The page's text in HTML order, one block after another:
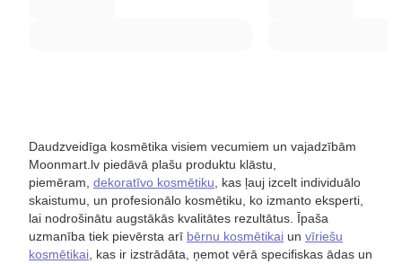
Daudzveidīga kosmētika visiem vecumiem un vajadzībām
Moonmart.lv piedāvā plašu produktu klāstu,
piemēram, dekoratīvo kosmētiku , kas ļauj izcelt individuālo
skaistumu, un profesionālo kosmētiku, ko izmanto eksperti,
lai nodrošinātu augstākās kvalitātes rezultātus. Īpaša
uzmanība tiek pievērsta arī bērnu kosmētikai un vīriešu
kosmētikai , kas ir izstrādāta, ņemot vērā specifiskas ādas un